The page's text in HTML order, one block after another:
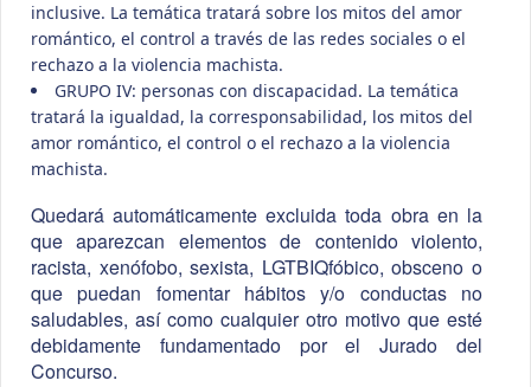
inclusive. La temática tratará sobre los mitos del amor
romántico, el control a través de las redes sociales o el
rechazo a la violencia machista.
GRUPO IV: personas con discapacidad. La temática
tratará la igualdad, la corresponsabilidad, los mitos del
amor romántico, el control o el rechazo a la violencia
machista.
Quedará automáticamente excluida toda obra en la
que aparezcan elementos de contenido violento,
racista, xenófobo, sexista, LGTBIQfóbico, obsceno o
que puedan fomentar hábitos y/o conductas no
saludables, así como cualquier otro motivo que esté
debidamente fundamentado por el Jurado del
Concurso.